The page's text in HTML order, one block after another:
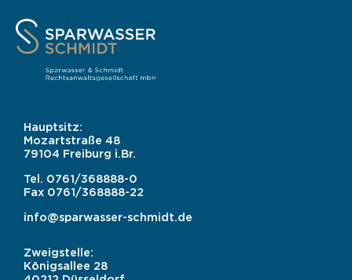
Hauptsitz:
Mozartstraße 48
79104 Freiburg i.Br.
Tel. 0761/368888-0
Fax 0761/368888-22
info@sparwasser-schmidt.de
Zweigstelle:
Königsallee 28